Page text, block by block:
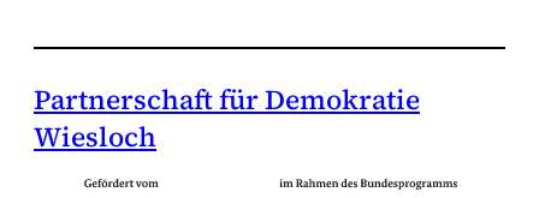
Partnerschaft für Demokratie
Wiesloch